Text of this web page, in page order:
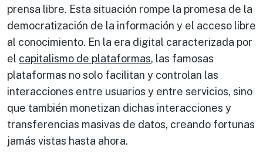
prensa libre. Esta situación rompe la promesa de la
democratización de la información y el acceso libre
al conocimiento. En la era digital caracterizada por
el capitalismo de plataformas, las famosas
plataformas no solo facilitan y controlan las
interacciones entre usuarios y entre servicios, sino
que también monetizan dichas interacciones y
transferencias masivas de datos, creando fortunas
jamás vistas hasta ahora.